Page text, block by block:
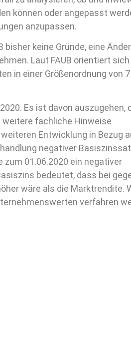
können oder angepasst
anzupassen.
keine Gründe, eine
Laut FAUB orientiert
in einer Größenordnung von
Es ist davon auszugehen,
weitere fachliche Hinweise
Entwicklung in Bezug
negativer
01.06.2020 ein negativer
bedeutet, dass bei
wäre als die Marktrendite.
verfahren